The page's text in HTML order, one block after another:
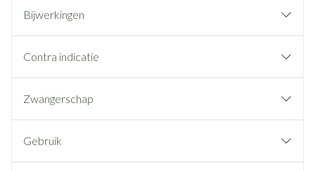
Bijwerkingen
Contra indicatie
Zwangerschap
Gebruik